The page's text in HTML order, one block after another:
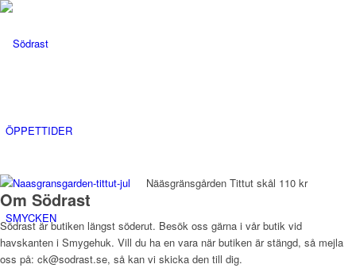
ÖPPETTIDER
SMYCKEN
Nääsgränsgården Tittut skål 110 kr
Om Södrast
Södrast är butiken längst söderut. Besök oss gärna i vår butik vid
havskanten i Smygehuk. Vill du ha en vara när butiken är stängd, så mejla
oss på: ck@sodrast.se, så kan vi skicka den till dig.